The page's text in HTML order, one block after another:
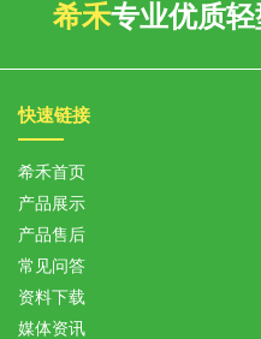
希禾专业优质轻
快速链接
希禾首页
产品展示
产品售后
常见问答
资料下载
媒体资讯